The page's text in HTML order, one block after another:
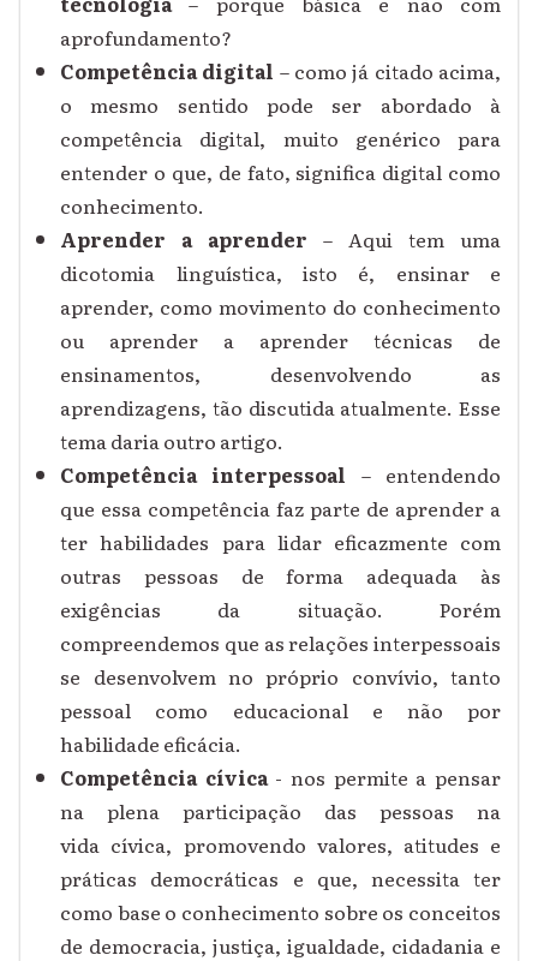
aprofundamento?
Competência digital – como já citado acima,
o mesmo sentido pode ser abordado à
competência digital, muito genérico para
entender o que, de fato, significa digital como
conhecimento.
Aprender a aprender – Aqui tem uma
dicotomia linguística, isto é, ensinar e
aprender, como movimento do conhecimento
ou aprender a aprender técnicas de
ensinamentos, desenvolvendo as
aprendizagens, tão discutida atualmente. Esse
tema daria outro artigo.
Competência interpessoal – entendendo
que essa competência faz parte de aprender a
ter habilidades para lidar eficazmente com
outras pessoas de forma adequada às
exigências da situação. Porém
compreendemos que as relações interpessoais
se desenvolvem no próprio convívio, tanto
pessoal como educacional e não por
habilidade eficácia.
Competência cívica- nos permite a pensar
na plena participação das pessoas na
vida cívica, promovendo valores, atitudes e
práticas democráticas e que, necessita ter
como base o conhecimento sobre os conceitos
de democracia, justiça, igualdade, cidadania e